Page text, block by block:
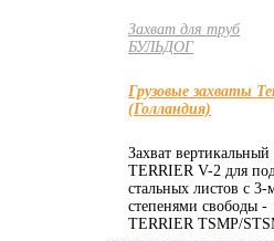
Захват для труб
БУЛЬДОГ
Грузовые захваты
(Голландия)
Захват вертикальный
TERRIER V-2 для
стальных листов с 3-
степенями свободы -
TERRIER TSMP/